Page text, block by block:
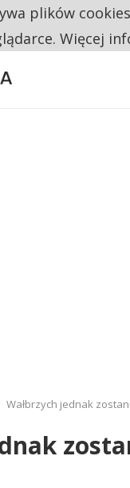
Z EMERYTURY
Wałbrzych jednak
plików
Więcej